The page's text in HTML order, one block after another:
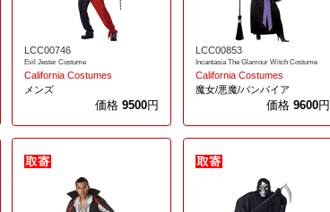
LCC00746
Evil Jester Costume
California Costumes
メンズ
価格9500円
LCC00853
Incantasia The Glamour Witch Costume
California Costumes
魔女/悪魔/バンパイア
価格 9600円